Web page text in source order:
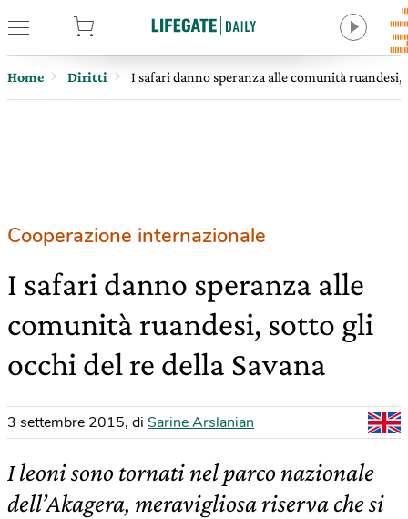
Home Diritti I safari danno speranza alle comunità ruandesi,
Cooperazione internazionale
I safari danno speranza alle
comunità ruandesi, sotto gli
occhi del re della Savana
3 settembre 2015, di Sarine Arslanian
I leoni sono tornati nel parco nazionale
dell’Akagera, meravigliosa riserva che si